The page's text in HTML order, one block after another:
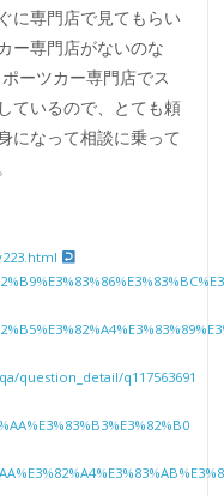
に専門店で見てもらい
ー専門店がないのな
ーツカー専門店でス
ているので、とても頼
になって相談に乗って
question_detail/q117563691